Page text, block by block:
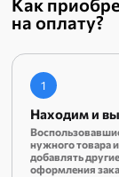
Как
на оплату?
1
Находим и
нужного товара
добавлять
оформления